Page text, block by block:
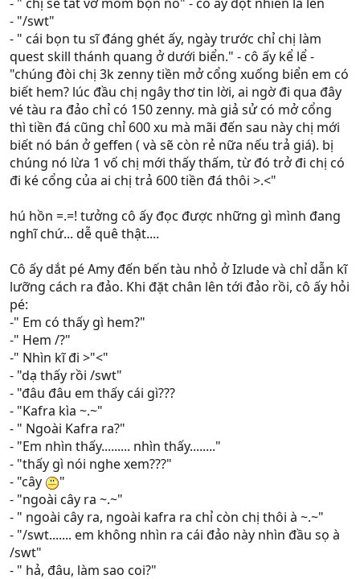
- "/swt"
- " cái bọn tu sĩ đáng ghét ấy, ngày trước chỉ chị làm
quest skill thánh quang ở dưới biển." - cô ấy kể lể -
"chúng đòi chị 3k zenny tiền mở cổng xuống biển em có
biết hem? lúc đầu chị ngây thơ tin lời, ai ngờ đi qua đây
vé tàu ra đảo chỉ có 150 zenny. mà giả sử có mở cổng
thì tiền đá cũng chỉ 600 xu mà mãi đến sau này chị mới
biết nó bán ở geffen ( và sẽ còn rẻ nữa nếu trả giá). bị
chúng nó lừa 1 vố chị mới thấy thấm, từ đó trở đi chị có
đi ké cổng của ai chị trả 600 tiền đá thôi >.<"
hú hồn =.=! tưởng cô ấy đọc được những gì mình đang
nghĩ chứ... dễ quê thật....
Cô ấy dắt pé Amy đến bến tàu nhỏ ở Izlude và chỉ dẫn kĩ
lưỡng cách ra đảo. Khi đặt chân lên tới đảo rồi, cô ấy hỏi
pé:
-" Em có thấy gì hem?"
-" Hem /?"
-" Nhìn kĩ đi >"<"
- "dạ thấy rồi /swt"
- "đâu đâu em thấy cái gì???
- "Kafra kìa ~.~"
- " Ngoài Kafra ra?"
- "Em nhìn thấy......... nhìn thấy........"
- "thấy gì nói nghe xem???"
- "cây
"
- "ngoài cây ra ~.~"
- " ngoài cây ra, ngoài kafra ra chỉ còn chị thôi à ~.~"
- "/swt....... em không nhìn ra cái đảo này nhìn đầu sọ à
/swt"
- " hả, đâu, làm sao coi?"